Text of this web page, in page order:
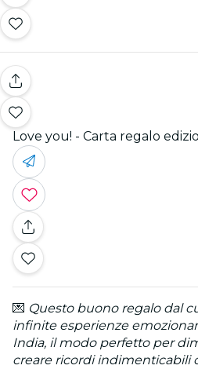
Love you! - Carta regalo
💌 Questo buono regalo dal
infinite esperienze
India, il modo perfetto per
creare ricordi indimenticabili